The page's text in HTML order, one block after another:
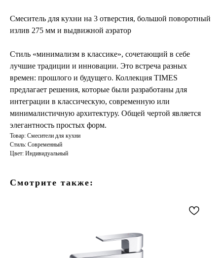
Смеситель для кухни на 3 отверстия, большой поворотный
излив 275 мм и выдвижной аэратор
Стиль «минимализм в классике», сочетающий в себе
лучшие традиции и инновации. Это встреча разных
времен: прошлого и будущего. Коллекция TIMES
предлагает решения, которые были разработаны для
интеграции в классическую, современную или
минималистичную архитектуру. Общей чертой является
элегантность простых форм.
Товар: Смесители для кухни
Стиль: Современный
Цвет: Индивидуальный
Смотрите также: